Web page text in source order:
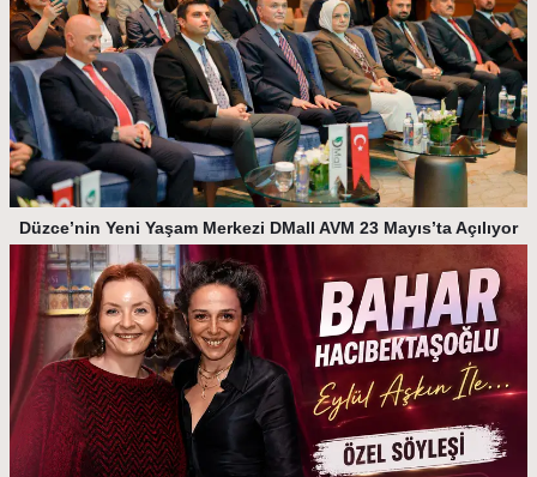
Düzce’nin Yeni Yaşam Merkezi DMall AVM 23 Mayıs’ta Açılıyor